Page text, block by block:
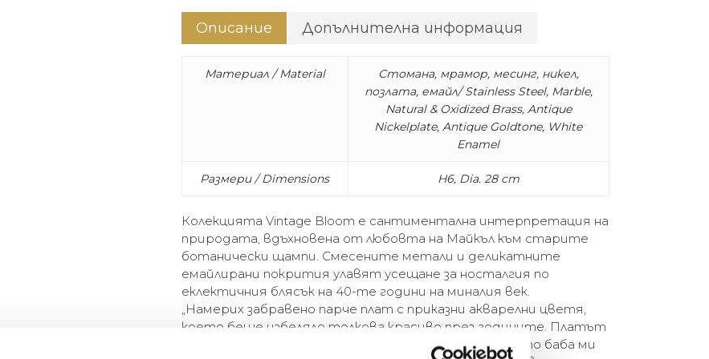
Описание Допълнителна информация
Материал / Material
Стомана, мрамор, месинг, никел,
позлата, емайл/ Stainless Steel, Marble,
Natural & Oxidized Brass, Antique
Nickelplate, Antique Goldtone, White
Enamel
Размери / Dimensions H6, Dia. 28 cm
Колекцията Vintage Bloom е сантиментална интерпретация на
природата, вдъхновена от любовта на Майкъл към старите
ботанически щампи. Смесените метали и деликатните
емайлирани покрития улавят усещане за носталгия по
еклектичния блясък на 40-те години на миналия век.
„Намерих забравено парче плат с приказни акварелни цветя,
което беше избеляло толкова красиво през годините. Платът
и флоралният дизайн ми напомниха за роклите, които баба ми